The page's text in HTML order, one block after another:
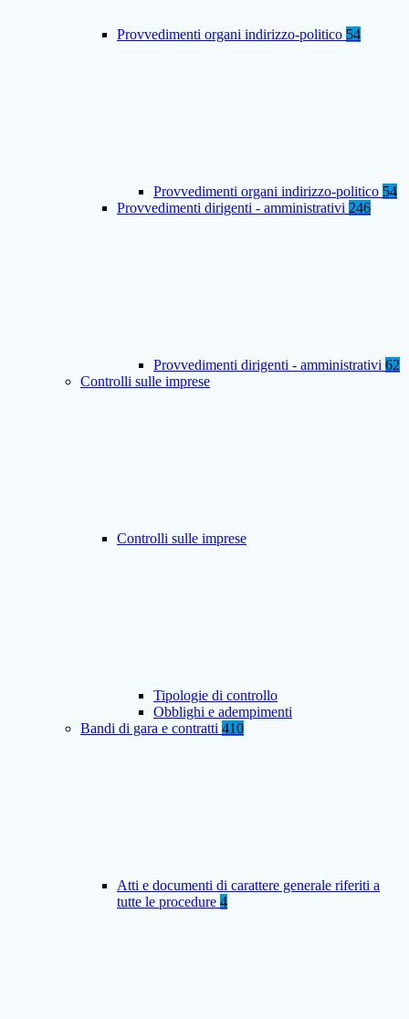
Provvedimenti organi indirizzo-politico 54
Provvedimenti organi indirizzo-politico 54
Provvedimenti dirigenti - amministrativi 246
Provvedimenti dirigenti - amministrativi 62
Controlli sulle imprese
Controlli sulle imprese
Tipologie di controllo
Obblighi e adempimenti
Bandi di gara e contratti 410
Atti e documenti di carattere generale riferiti a
tutte le procedure 4